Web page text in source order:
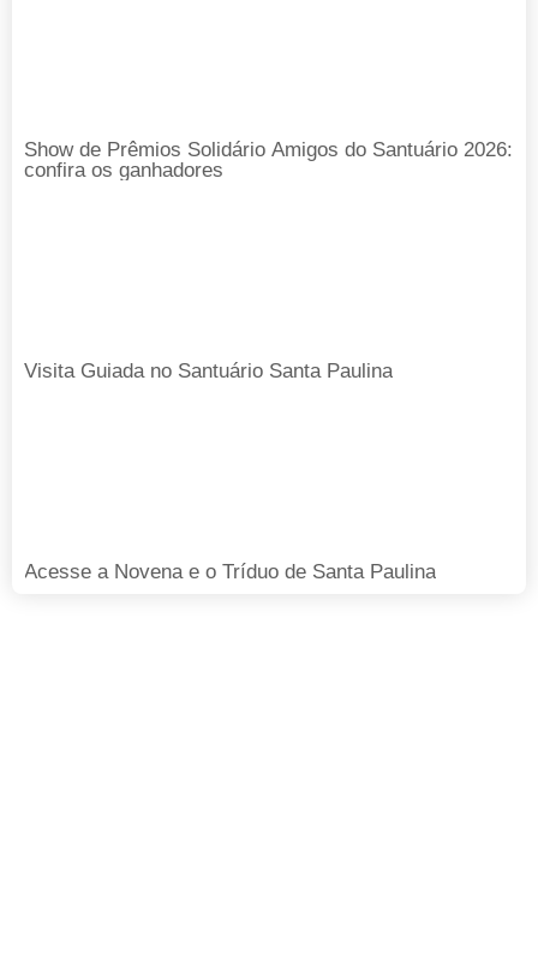
Show de Prêmios Solidário Amigos do Santuário 2026:
confira os ganhadores
Visita Guiada no Santuário Santa Paulina
Acesse a Novena e o Tríduo de Santa Paulina